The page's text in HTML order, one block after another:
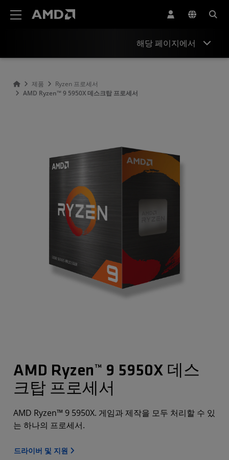
해당 페이지에서
제품
Ryzen 프로세서
AMD Ryzen™ 9 5950X 데스크탑 프로세서
AMD Ryzen™ 9 5950X 데스
크탑 프로세서
AMD Ryzen™ 9 5950X. 게임과 제작을 모두 처리할 수 있
는 하나의 프로세서.
드라이버 및 지원